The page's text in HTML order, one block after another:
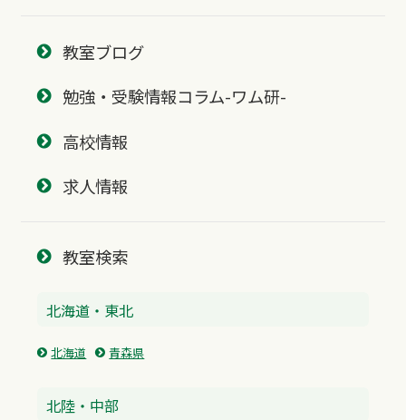
教室ブログ
勉強・受験情報コラム-ワム研-
高校情報
求人情報
教室検索
北海道・東北
北海道 青森県
北陸・中部